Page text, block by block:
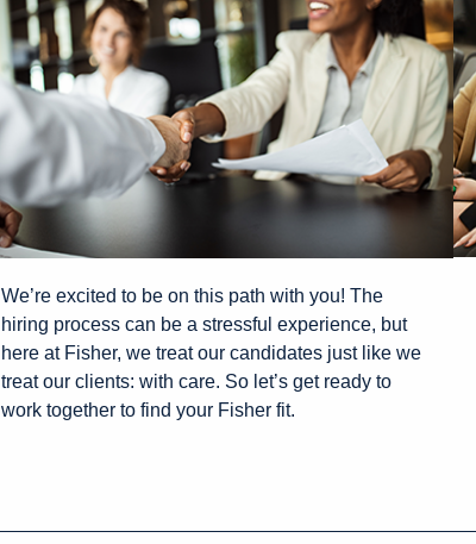
We’re excited to be on this path with you! The
hiring process can be a stressful experience, but
here at Fisher, we treat our candidates just like we
treat our clients: with care. So let’s get ready to
work together to find your Fisher fit.